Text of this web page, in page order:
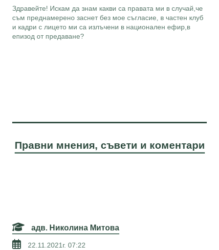
Здравейте! Искам да знам какви са правата ми в случай,че
съм преднамерено заснет без мое съгласие, в частен клуб
и кадри с лицето ми са излъчени в национален ефир,в
епизод от предаване?
Правни мнения, съвети и коментари
адв. Николина Митова
22.11.2021г. 07:22